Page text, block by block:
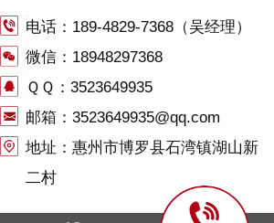
电话： 189-4829-7368 （吴经理）
微信：18948297368
ＱＱ：3523649935
邮箱：3523649935@qq.com
地址：惠州市博罗县石湾镇湖山新
二村